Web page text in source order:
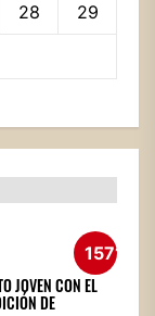
28 29
1571
JOVEN CON EL
DE